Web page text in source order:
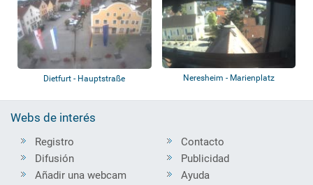
Dietfurt - Hauptstraße Neresheim - Marienplatz
Webs de interés
Registro
Difusión
Añadir una webcam
Contacto
Publicidad
Ayuda